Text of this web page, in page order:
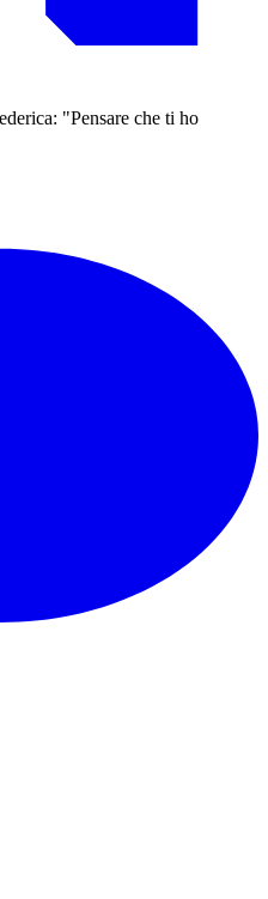
"Pensare che ti ho